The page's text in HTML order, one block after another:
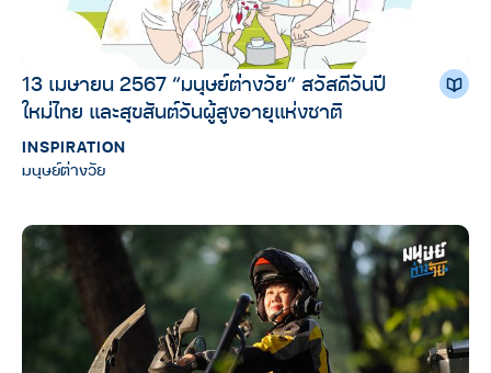
13 เมษายน 2567 “มนุษย์ต่างวัย” สวัสดีวันปี
ใหม่ไทย และสุขสันต์วันผู้สูงอายุแห่งชาติ
INSPIRATION
มนุษย์ต่างวัย